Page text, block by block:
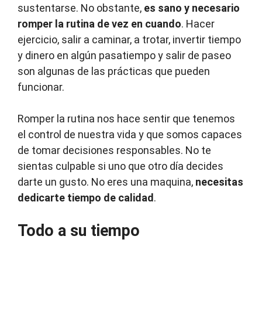
sustentarse. No obstante, es sano y necesario
romper la rutina de vez en cuando. Hacer
ejercicio, salir a caminar, a trotar, invertir tiempo
y dinero en algún pasatiempo y salir de paseo
son algunas de las prácticas que pueden
funcionar.
Romper la rutina nos hace sentir que tenemos
el control de nuestra vida y que somos capaces
de tomar decisiones responsables. No te
sientas culpable si uno que otro día decides
darte un gusto. No eres una maquina, necesitas
dedicarte tiempo de calidad.
Todo a su tiempo